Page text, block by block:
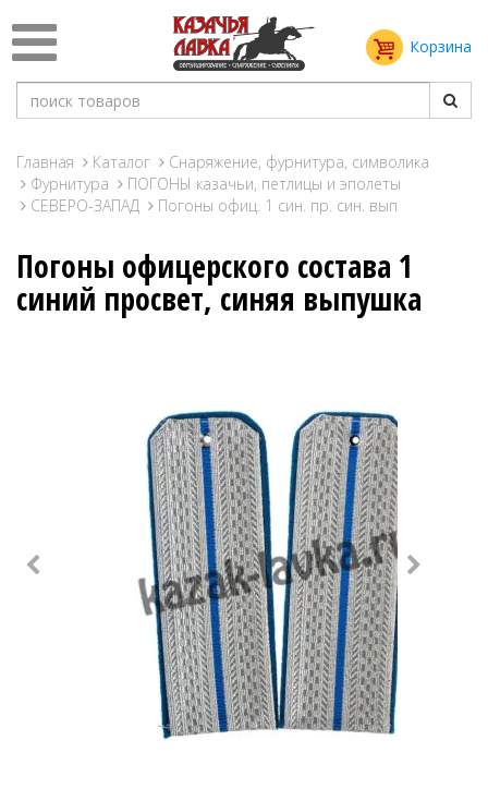
Корзина
Главная Каталог
Снаряжение, фурнитура, символика
Фурнитура
ПОГОНЫ казачьи, петлицы и эполеты
СЕВЕРО-ЗАПАД
Погоны офиц. 1 син. пр. син. вып
Погоны офицерского состава 1
синий просвет, синяя выпушка